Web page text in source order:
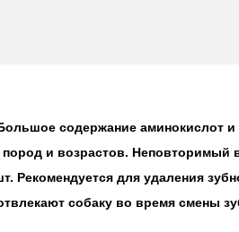
содержание аминокислот
и возрастов. Неповторимый
Рекомендуется для удаления
собаку во время смены